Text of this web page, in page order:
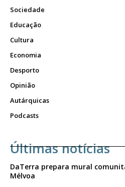
Sociedade
Educação
Cultura
Economia
Desporto
Opinião
Autárquicas
Podcasts
Últimas notícias
DaTerra prepara mural
Mélvoa